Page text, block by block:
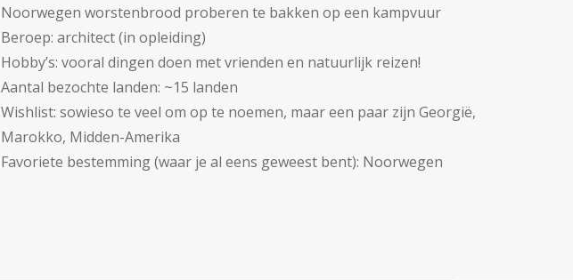
Noorwegen worstenbrood proberen te bakken op een kampvuur
Beroep: architect (in opleiding)
Hobby’s: vooral dingen doen met vrienden en natuurlijk reizen!
Aantal bezochte landen: ~15 landen
Wishlist: sowieso te veel om op te noemen, maar een paar zijn Georgië,
Marokko, Midden-Amerika
Favoriete bestemming (waar je al eens geweest bent): Noorwegen